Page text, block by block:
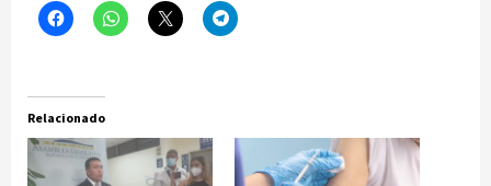
Relacionado